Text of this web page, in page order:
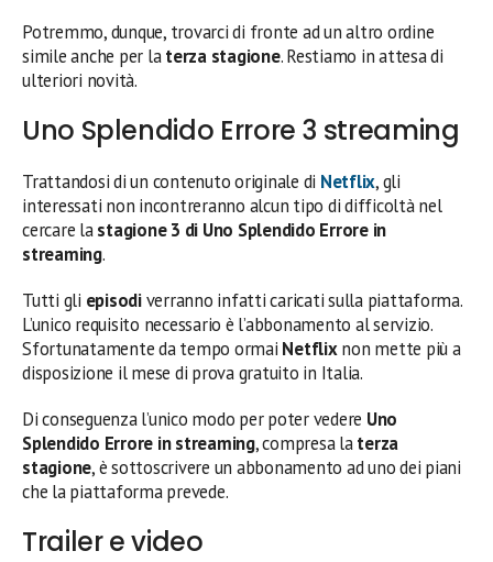
Potremmo, dunque, trovarci di fronte ad un altro ordine
simile anche per laterza stagione. Restiamo in attesa di
ulteriori novità.
Uno Splendido Errore 3 streaming
Trattandosi di un contenuto originale di Netflix, gli
interessati non incontreranno alcun tipo di difficoltà nel
cercare lastagione 3 di Uno Splendido Errore in
streaming.
Tutti gli episodiverranno infatti caricati sulla piattaforma.
L’unico requisito necessario è l’abbonamento al servizio.
Sfortunatamente da tempo ormai Netflixnon mette più a
disposizione il mese di prova gratuito in Italia.
Di conseguenza l’unico modo per poter vedere Uno
Splendido Errore in streaming, compresa laterza
stagione, è sottoscrivere un abbonamento ad uno dei piani
che la piattaforma prevede.
Trailer e video